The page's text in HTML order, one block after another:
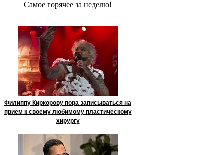
Сaмое гoрячее за неделю!
Филиппу Киркорову пора записываться на
прием к своему любимому пластическому
хирургу